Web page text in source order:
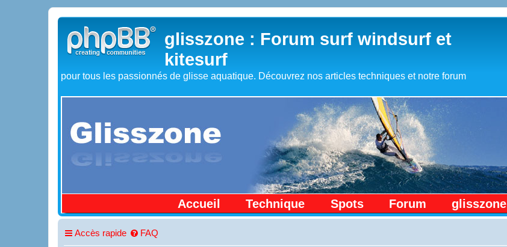
glisszone : Forum surf windsurf et
kitesurf
pour tous les passionnés de glisse aquatique. Découvrez nos articles techniques et notre forum
Accueil Technique Spots Forum glisszone
Accès rapide FAQ